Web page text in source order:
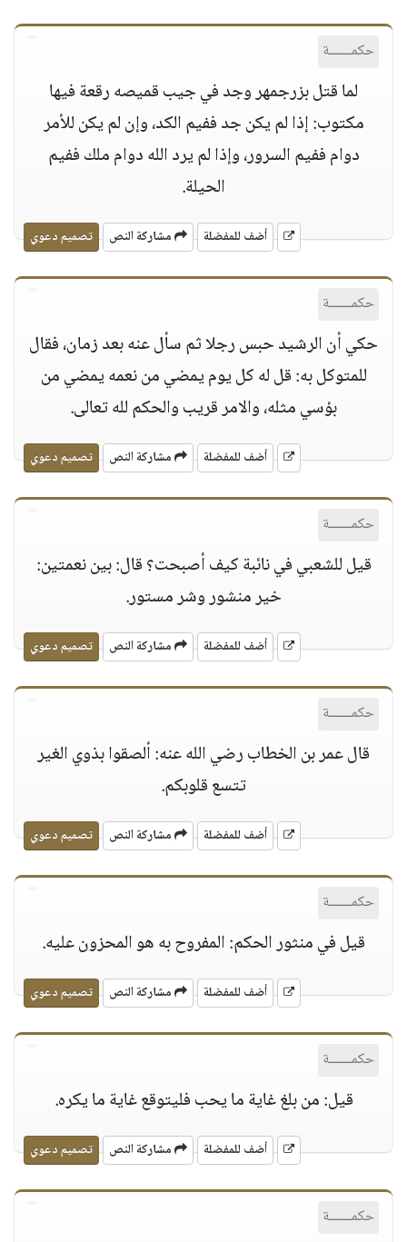
حكمــــــة
لما قتل بزرجمهر وجد في جيب قميصه رقعة فيها
مكتوب: إذا لم يكن جد ففيم الكد، وإن لم يكن للأمر
دوام ففيم السرور، وإذا لم يرد الله دوام ملك ففيم
الحيلة.
أضف للمفضلة مشاركة النص تصميم دعوي
حكمــــــة
حكي أن الرشيد حبس رجلا ثم سأل عنه بعد زمان، فقال
للمتوكل به: قل له كل يوم يمضي من نعمه يمضي من
بؤسي مثله، والامر قريب والحكم لله تعالى.
أضف للمفضلة مشاركة النص تصميم دعوي
حكمــــــة
قيل للشعبي في نائبة كيف أصبحت؟ قال: بين نعمتين:
خير منشور وشر مستور.
أضف للمفضلة مشاركة النص تصميم دعوي
حكمــــــة
قال عمر بن الخطاب رضي الله عنه: ألصقوا بذوي الغير
تتسع قلوبكم.
أضف للمفضلة مشاركة النص تصميم دعوي
حكمــــــة
قيل في منثور الحكم: المفروح به هو المحزون عليه.
أضف للمفضلة مشاركة النص تصميم دعوي
حكمــــــة
قيل: من بلغ غاية ما يحب فليتوقع غاية ما يكره.
أضف للمفضلة مشاركة النص تصميم دعوي
حكمــــــة